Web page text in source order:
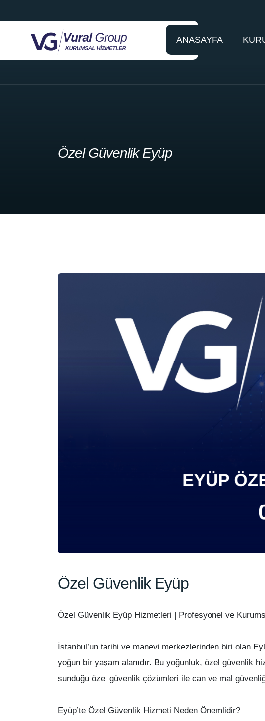
ANASAYFA
Özel Güvenlik Eyüp
Özel Güvenlik Eyüp
Özel Güvenlik Eyüp Hizmetleri | Profesyonel ve
İstanbul’un tarihi ve manevi merkezlerinden biri olan
yoğun bir yaşam alanıdır. Bu yoğunluk, özel güvenlik
sunduğu özel güvenlik çözümleri ile can ve mal
Eyüp’te Özel Güvenlik Hizmeti Neden Önemlidir?